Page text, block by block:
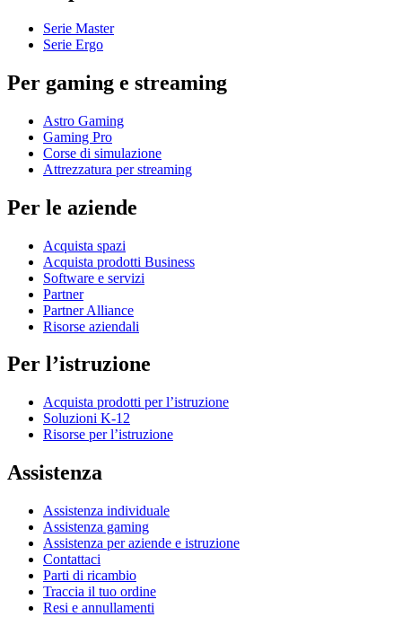
Serie Master
Serie Ergo
Per gaming e streaming
Astro Gaming
Gaming Pro
Corse di simulazione
Attrezzatura per streaming
Per le aziende
Acquista spazi
Acquista prodotti Business
Software e servizi
Partner
Partner Alliance
Risorse aziendali
Per l’istruzione
Acquista prodotti per l’istruzione
Soluzioni K-12
Risorse per l’istruzione
Assistenza
Assistenza individuale
Assistenza gaming
Assistenza per aziende e istruzione
Contattaci
Parti di ricambio
Traccia il tuo ordine
Resi e annullamenti